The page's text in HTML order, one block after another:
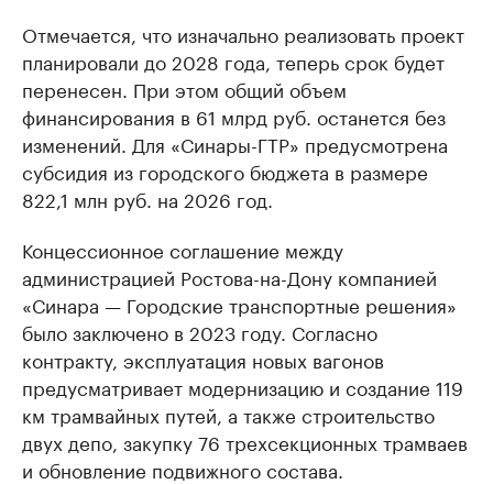
Отмечается, что изначально реализовать проект
планировали до 2028 года, теперь срок будет
перенесен. При этом общий объем
финансирования в 61 млрд руб. останется без
изменений. Для «Синары-ГТР» предусмотрена
субсидия из городского бюджета в размере
822,1 млн руб. на 2026 год.
Концессионное соглашение между
администрацией Ростова-на-Дону компанией
«Синара — Городские транспортные решения»
было заключено в 2023 году. Согласно
контракту, эксплуатация новых вагонов
предусматривает модернизацию и создание 119
км трамвайных путей, а также строительство
двух депо, закупку 76 трехсекционных трамваев
и обновление подвижного состава.